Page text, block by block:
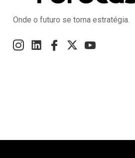
Onde o futuro se torna estratégia.